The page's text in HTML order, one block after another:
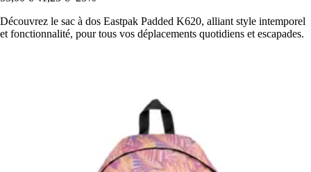
Découvrez le sac à dos Eastpak Padded K620, alliant style intemporel
et fonctionnalité, pour tous vos déplacements quotidiens et escapades.